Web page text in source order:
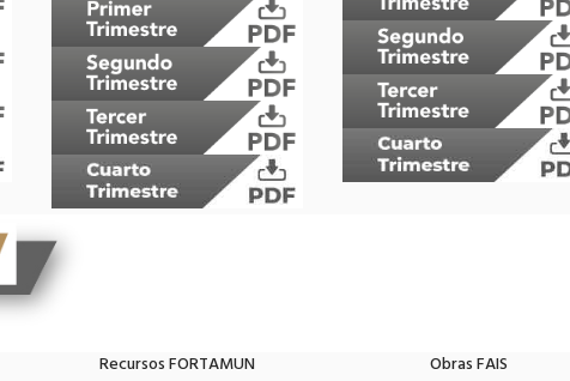
Recursos FORTAMUN Obras FAIS